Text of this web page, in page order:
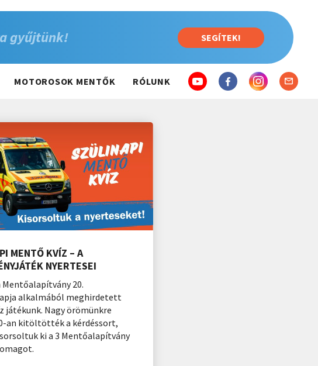
gyűjtünk! SEGÍTEK!
MOTOROSOK MENTŐK RÓLUNK
MENTŐ KVÍZ – A
NYERTESEI
20.
alkalmából meghirdetett
játékunk. Nagy örömünkre
an kitöltötték a kérdéssort,
ki a 3 Mentőalapítvány